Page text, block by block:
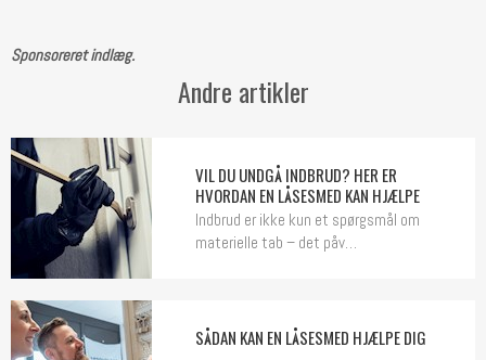
Sponsoreret indlæg.
Andre artikler
VIL DU UNDGÅ INDBRUD? HER ER
HVORDAN EN LÅSESMED KAN HJÆLPE
Indbrud er ikke kun et spørgsmål om
materielle tab – det påv…
SÅDAN KAN EN LÅSESMED HJÆLPE DIG